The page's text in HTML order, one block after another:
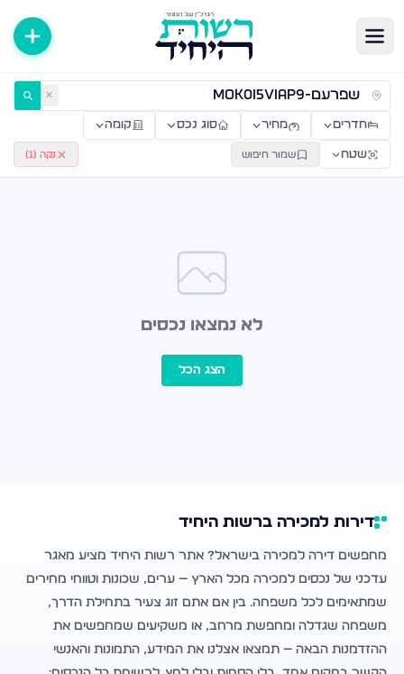
דירות למכירה ולהשכרה — רשות היחיד ✕
חדרים מחיר סוג נכס קומה
שטח שמור חיפוש נקה ( 1
)
לא נמצאו נכסים
הצג הכל
דירות למכירה ברשות היחיד
מחפשים דירה למכירה בישראל? אתר רשות היחיד מציע מאגר
עדכני של נכסים למכירה מכל הארץ — ערים, שכונות וטווחי מחירים
שמתאימים לכל משפחה. בין אם אתם זוג צעיר בתחילת הדרך,
משפחה שגדלה ומחפשת מרחב, או משקיעים שמחפשים את
ההזדמנות הבאה — תמצאו אצלנו את המידע, התמונות והאנשי